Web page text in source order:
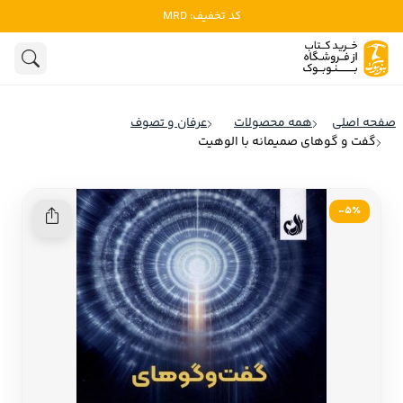
کد تخفیف: MRD
ادبیات
روانشناسی
تاریخ و سیاست
ادبیات آمریکا
ادبیات فرانسه
ادبیات ایتالیا
ادبیات روسیه
ادبیات آمریکای لاتین
ادبیات آلمان
ادبیات ترکیه
صفحه اصلی همه محصولات
عرفان و تصوف
گفت‌ و گوهای صمیمانه با الوهیت
5٪-